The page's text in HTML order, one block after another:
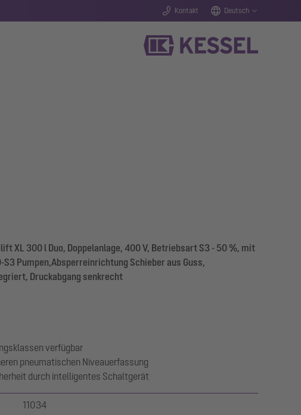
Kontakt Deutsch
XL 300 l Duo, Doppelanlage, 400 V, Betriebsart S3 - 50 %, mit
S3 Pumpen,Absperreinrichtung Schieber aus Guss,
Druckabgang senkrecht
verfügbar
pneumatischen Niveauerfassung
durch intelligentes Schaltgerät
11034